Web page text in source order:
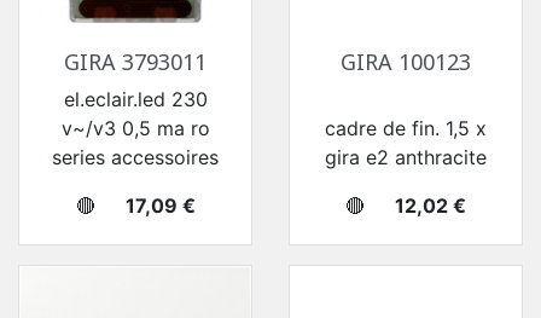
GIRA 3793011
el.eclair.led 230
v~/v3 0,5 ma ro
series accessoires
🔴
Prix
17,09 €
GIRA 100123
cadre de fin. 1,5 x
gira e2 anthracite
🔴
Prix
12,02 €